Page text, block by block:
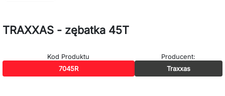
TRAXXAS - zębatka 45T
Kod Produktu
7045R
Producent:
Traxxas